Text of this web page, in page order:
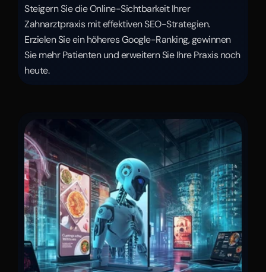
Steigern Sie die Online-Sichtbarkeit Ihrer
Zahnarztpraxis mit effektiven SEO-Strategien.
Erzielen Sie ein höheres Google-Ranking, gewinnen
Sie mehr Patienten und erweitern Sie Ihre Praxis noch
heute.